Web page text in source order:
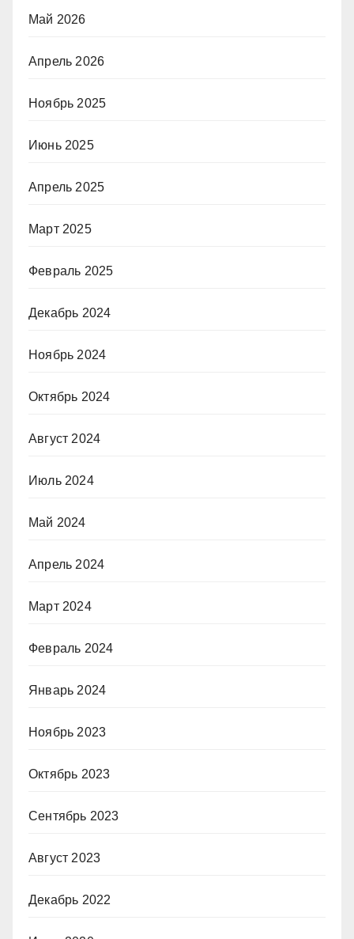
Май 2026
Апрель 2026
Ноябрь 2025
Июнь 2025
Апрель 2025
Март 2025
Февраль 2025
Декабрь 2024
Ноябрь 2024
Октябрь 2024
Август 2024
Июль 2024
Май 2024
Апрель 2024
Март 2024
Февраль 2024
Январь 2024
Ноябрь 2023
Октябрь 2023
Сентябрь 2023
Август 2023
Декабрь 2022